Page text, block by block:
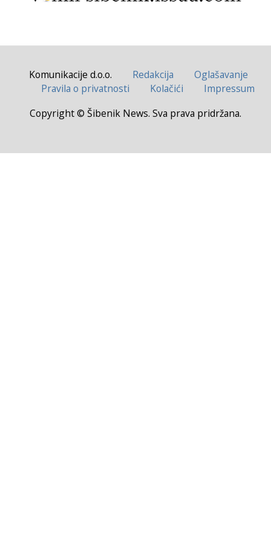
Komunikacije d.o.o. Redakcija
Oglašavanje
Pravila o privatnosti
Kolačići
Impressum
Copyright © Šibenik News. Sva prava pridržana.